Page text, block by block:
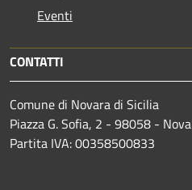
Eventi
CONTATTI
Comune di Novara di Sicilia
Piazza G. Sofia, 2 - 98058 -
Partita IVA: 00358500833